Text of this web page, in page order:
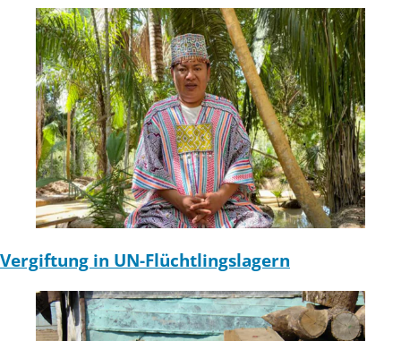
Vergiftung in UN-Flüchtlingslagern